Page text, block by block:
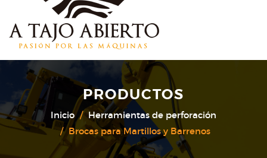
PRODUCTOS
Inicio
Herramientas de perforación
Brocas para Martillos y Barrenos